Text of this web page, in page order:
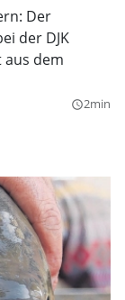
Der
der DJK
aus dem
query_builder2min